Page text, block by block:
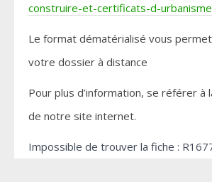
construire-et-certificats-d-
Le format dématérialisé vous
votre dossier à distance
Pour plus d’information, se référer à
de notre site internet.
Impossible de trouver la fiche :